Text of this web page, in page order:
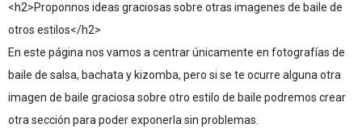
<h2>Proponnos ideas graciosas sobre otras imagenes de baile de
otros estilos</h2>
En este página nos vamos a centrar únicamente en fotografías de
baile de salsa, bachata y kizomba, pero si se te ocurre alguna otra
imagen de baile graciosa sobre otro estilo de baile podremos crear
otra sección para poder exponerla sin problemas.